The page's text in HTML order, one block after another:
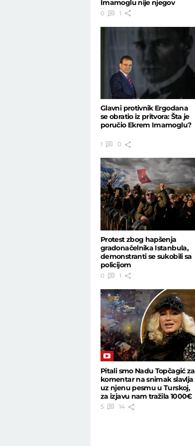
Imamoglu nije njegov
najveći neprijatelj?
0 1
Glavni protivnik Ergodana
se obratio iz pritvora: Šta je
poručio Ekrem Imamoglu?
1 0
Protest zbog hapšenja
gradonačelnika Istanbula,
demonstranti se sukobili sa
policijom
0 1
Pitali smo Nadu Topčagić za
komentar na snimak slavlja
uz njenu pesmu u Turskoj,
za izjavu nam tražila 1000€
5 14